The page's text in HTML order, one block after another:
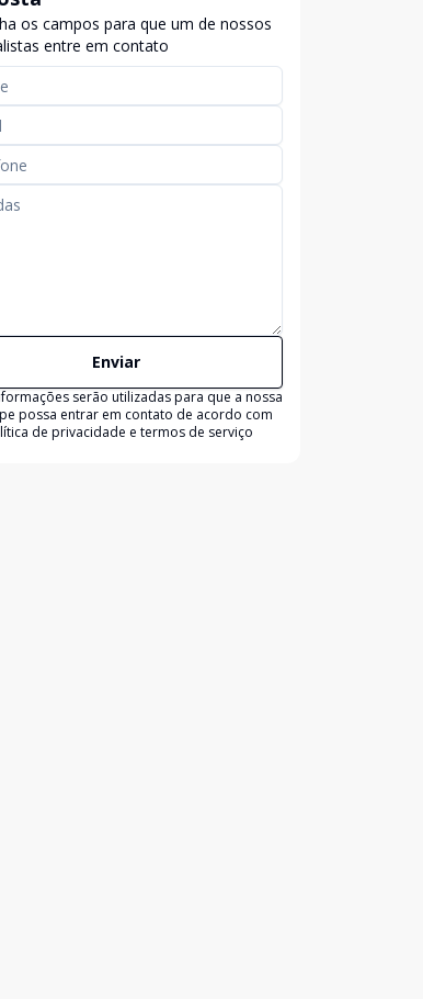
os campos para que um de nossos
entre em contato
Enviar
serão utilizadas para que a nossa
possa entrar em contato de acordo com
de privacidade e termos de serviço